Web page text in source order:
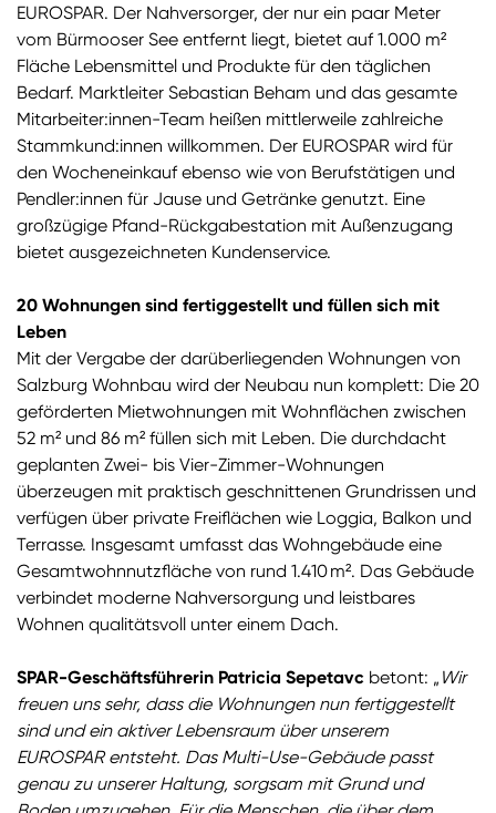
EUROSPAR. Der Nahversorger, der nur ein paar Meter
vom Bürmooser See entfernt liegt, bietet auf 1.000 m²
Fläche Lebensmittel und Produkte für den täglichen
Bedarf. Marktleiter Sebastian Beham und das gesamte
Mitarbeiter:innen-Team heißen mittlerweile zahlreiche
Stammkund:innen willkommen. Der EUROSPAR wird für
den Wocheneinkauf ebenso wie von Berufstätigen und
Pendler:innen für Jause und Getränke genutzt. Eine
großzügige Pfand-Rückgabestation mit Außenzugang
bietet ausgezeichneten Kundenservice.
20 Wohnungen sind fertiggestellt und füllen sich mit
Leben
Mit der Vergabe der darüberliegenden Wohnungen von
Salzburg Wohnbau wird der Neubau nun komplett: Die 20
geförderten Mietwohnungen mit Wohnflächen zwischen
52 m² und 86 m² füllen sich mit Leben. Die durchdacht
geplanten Zwei- bis Vier-Zimmer-Wohnungen
überzeugen mit praktisch geschnittenen Grundrissen und
verfügen über private Freiflächen wie Loggia, Balkon und
Terrasse. Insgesamt umfasst das Wohngebäude eine
Gesamtwohnnutzfläche von rund 1.410 m². Das Gebäude
verbindet moderne Nahversorgung und leistbares
Wohnen qualitätsvoll unter einem Dach.
SPAR-Geschäftsführerin Patricia Sepetavc betont: „ Wir
freuen uns sehr, dass die Wohnungen nun fertiggestellt
sind und ein aktiver Lebensraum über unserem
EUROSPAR entsteht. Das Multi-Use-Gebäude passt
genau zu unserer Haltung, sorgsam mit Grund und